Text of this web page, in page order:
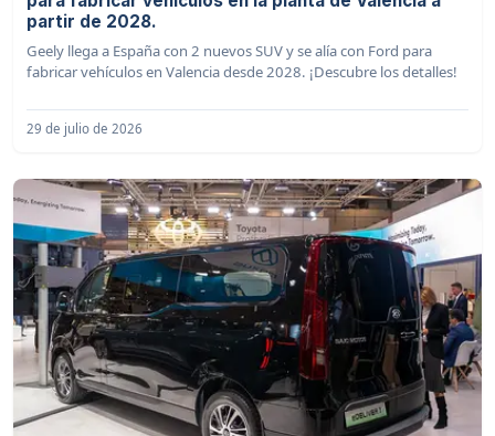
partir de 2028.
Geely llega a España con 2 nuevos SUV y se alía con Ford para
fabricar vehículos en Valencia desde 2028. ¡Descubre los detalles!
29 de julio de 2026